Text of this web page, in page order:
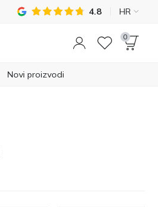
4.8 HR
0
Novi proizvodi